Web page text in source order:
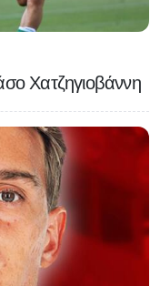
Χατζηγιοβάννη